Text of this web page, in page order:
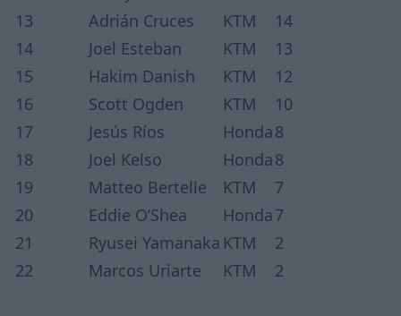
13
Adrián Cruces KTM
14
14
Joel Esteban KTM
13
15
Hakim Danish KTM
12
16
Scott Ogden KTM
10
17
Jesús Ríos Honda8
18
Joel Kelso Honda8
19
Matteo Bertelle KTM
7
20
Eddie O’Shea Honda7
21
Ryusei Yamanaka KTM
2
22
Marcos Uriarte KTM 2